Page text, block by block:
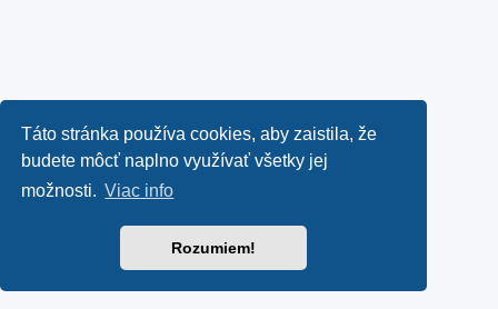
Táto stránka používa cookies, aby zaistila, že
budete môcť naplno využívať všetky jej
možnosti. Viac info
Rozumiem!